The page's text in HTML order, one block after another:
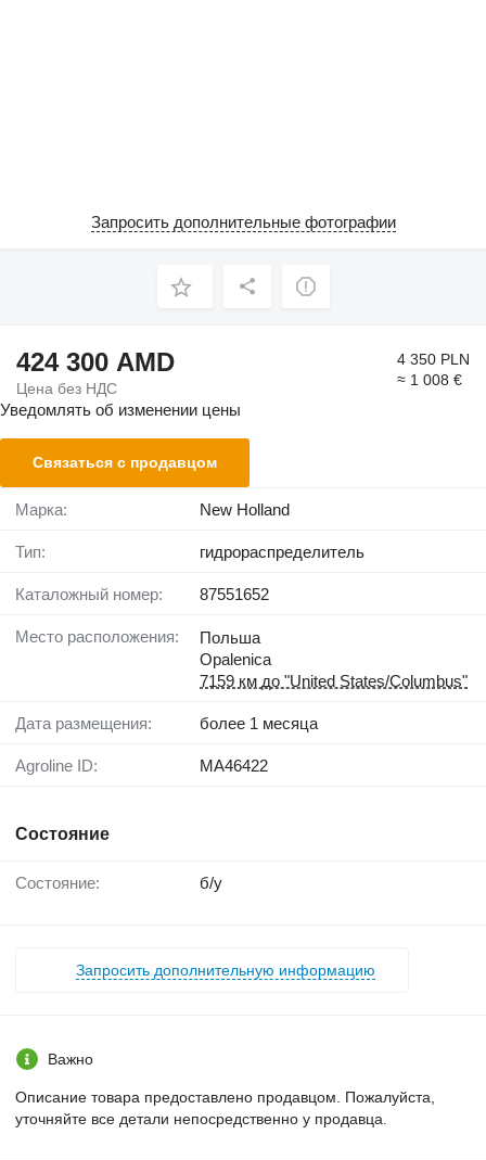
Запросить дополнительные фотографии
424 300 AMD
Цена без НДС
4 350 PLN
≈ 1 008 €
Уведомлять об изменении цены
Связаться с продавцом
Марка: New Holland
Тип: гидрораспределитель
Каталожный номер: 87551652
Место расположения:
Польша
Opalenica
7159 км до "United States/Columbus"
Дата размещения: более 1 месяца
Agroline ID: MA46422
Состояние
Состояние: б/у
Запросить дополнительную информацию
Важно
Описание товара предоставлено продавцом. Пожалуйста,
уточняйте все детали непосредственно у продавца.